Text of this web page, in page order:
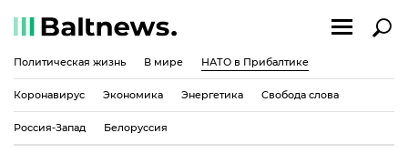
Политическая жизнь В мире НАТО в Прибалтике
Коронавирус Экономика Энергетика Свобода слова
Россия-Запад Белоруссия